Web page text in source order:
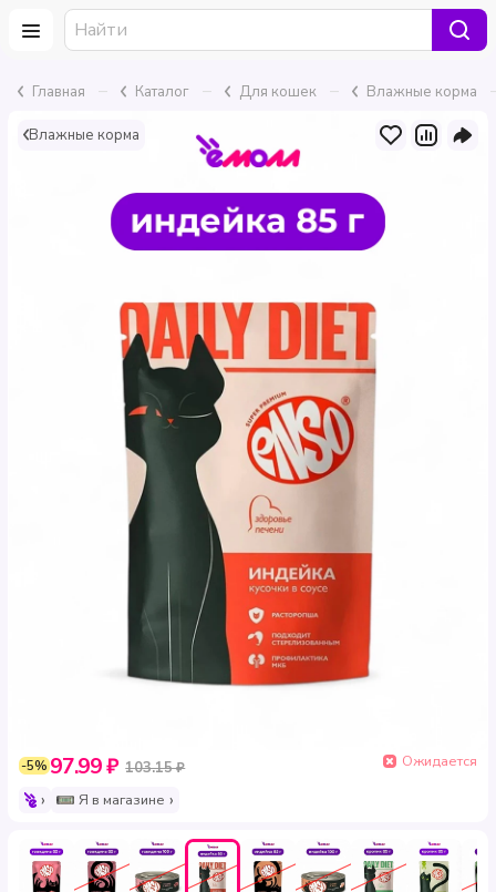
Главная – Каталог – Для кошек – Влажные корма
Влажные корма
-5% 97.99 ₽ 103.15 ₽
Ожидается
Я в магазине